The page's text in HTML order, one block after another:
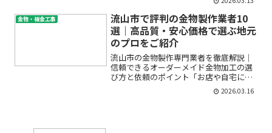
樋、外壁、笠木、ダクト、さらにはリフ
ォームにまで幅広く活用されているた
め、トラブルなく安心して工...
金物・板金工事
流山市で評判の金物製作業者10
選｜高品質・安心価格で選ぶ地元
のプロをご紹介
流山市の金物製作専門業者を徹底解説｜
信頼できるオーダーメイド金物加工の選
び方と依頼のポイント「お店や自宅にぴ
ったりのオーダーメイド金物を作りた
い」「ステンレスや鉄製の金物加工・修
2026.03.16